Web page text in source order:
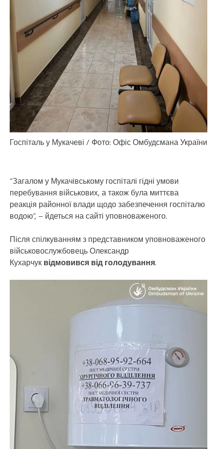
Госпіталь у Мукачеві / Фото: Офіс Омбудсмана України
“Загалом у Мукачівському госпіталі гідні умови
перебування військових, а також була миттєва
реакція районної влади щодо забезпечення госпіталю
водою”, – йдеться на сайті уповноваженого.
Після спілкуванням з представником уповноваженого
військовослужбовець Олександр
Кухарчук відмовився від голодування.